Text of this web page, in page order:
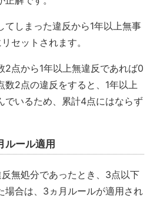
てしまった違反から1年以上無事
セットされます。
2点から1年以上無違反であれば0
数2点の違反をすると、1年以上
でいるため、累計4点にはならず
ルール適用
無処分であったとき、3点以下
場合は、3ヵ月ルールが適用され